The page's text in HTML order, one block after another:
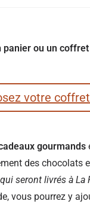
ou un
votre
gourmands
des chocolats
seront livrés à La
vous pourrez y